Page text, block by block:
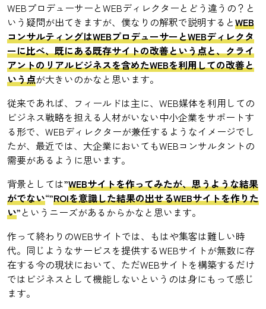
WEBプロデューサーとWEBディレクターとどう違うの？と
いう疑問が出てきますが、僕なりの解釈で説明するとWEB
コンサルティングはWEBプロデューサーとWEBディレクタ
ーに比べ、既にある既存サイトの改善という点と、クライ
アントのリアルビジネスを含めたWEBを利用しての改善と
いう点が大きいのかなと思います。
従来であれば、フィールドは主に、WEB媒体を利用しての
ビジネス戦略を担える人材がいない中小企業をサポートす
る形で、WEBディレクターが兼任するようなイメージでし
たが、最近では、大企業においてもWEBコンサルタントの
需要があるように思います。
背景としては”WEBサイトを作ってみたが、思うような結果
がでない“”ROIを意識した結果の出せるWEBサイトを作りた
い”というニーズがあるからかなと思います。
作って終わりのWEBサイトでは、もはや集客は難しい時
代。同じようなサービスを提供するWEBサイトが無数に存
在する今の現状において、ただWEBサイトを構築するだけ
ではビジネスとして機能しないというのは身にもって感じ
ます。